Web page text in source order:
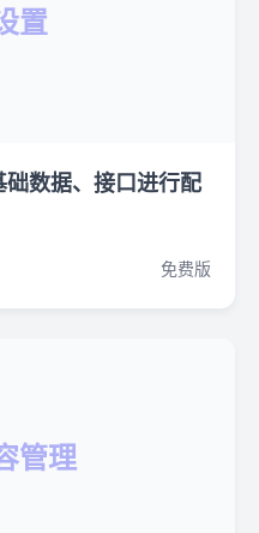
置
数据、接口进行配
免费版
管理